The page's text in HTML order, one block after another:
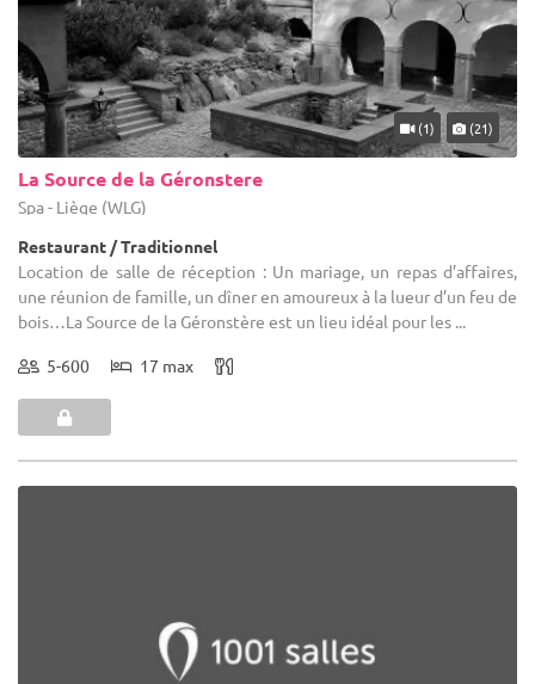
(1) (21)
La Source de la Géronstere
Spa - Liège (WLG)
Restaurant / Traditionnel
Location de salle de réception : Un mariage, un repas d’affaires,
une réunion de famille, un dîner en amoureux à la lueur d’un feu de
bois…La Source de la Géronstère est un lieu idéal pour les ...
5-600 17 max